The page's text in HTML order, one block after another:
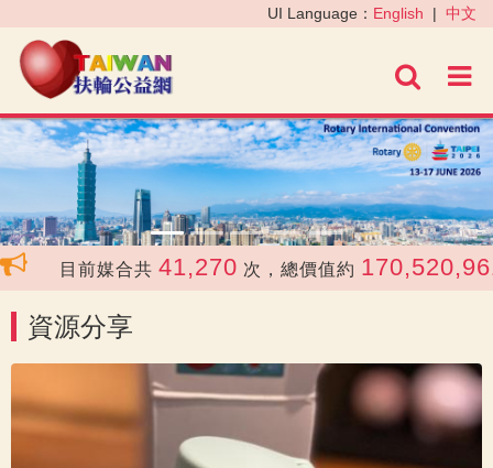
進階
UI Language： English | 中文
‹ ›
目前媒合共 41,270 次，總價值約 170,520,961
資源分享